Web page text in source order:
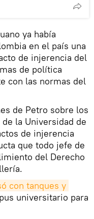
ya había
en el país una
de injerencia del
de política
con las normas del
de Petro sobre los
la Universidad de
de injerencia
que todo jefe de
del Derecho
con tanques y
universitario para